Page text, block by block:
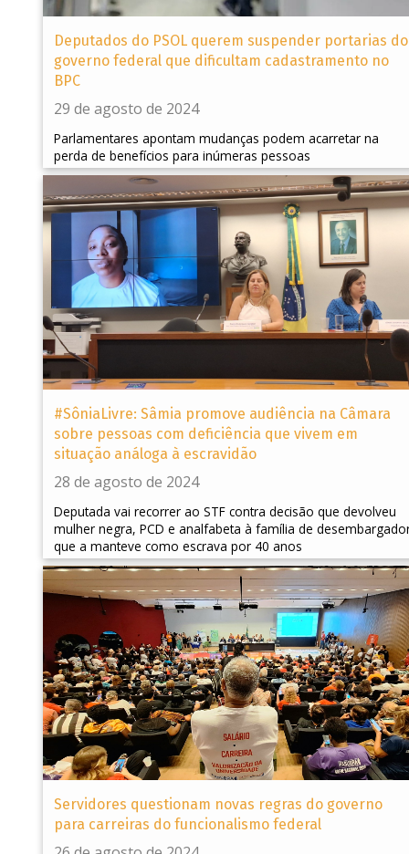
Deputados do PSOL querem suspender portarias do
governo federal que dificultam cadastramento no
BPC
29 de agosto de 2024
Parlamentares apontam mudanças podem acarretar na
perda de benefícios para inúmeras pessoas
#SôniaLivre: Sâmia promove audiência na Câmara
sobre pessoas com deficiência que vivem em
situação análoga à escravidão
28 de agosto de 2024
Deputada vai recorrer ao STF contra decisão que devolveu
mulher negra, PCD e analfabeta à família de
que a manteve como escrava por 40 anos
Servidores questionam novas regras do governo
para carreiras do funcionalismo federal